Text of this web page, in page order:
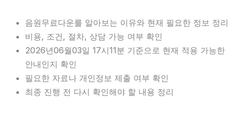
음원무료다운를 알아보는 이유와 현재 필요한 정보 정리
비용, 조건, 절차, 상담 가능 여부 확인
2026년06월03일 17시11분 기준으로 현재 적용 가능한
안내인지 확인
필요한 자료나 개인정보 제출 여부 확인
최종 진행 전 다시 확인해야 할 내용 정리